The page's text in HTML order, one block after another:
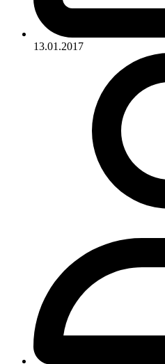
13.01.2017